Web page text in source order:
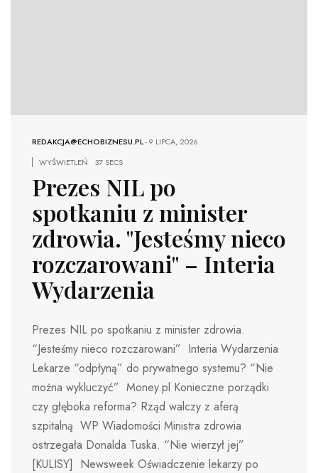
REDAKCJA@ECHOBIZNESU.PL-9 LIPCA, 2026
WYŚWIETLEŃ
37 SECS
Prezes NIL po
spotkaniu z minister
zdrowia. "Jesteśmy nieco
rozczarowani" – Interia
Wydarzenia
Prezes NIL po spotkaniu z minister zdrowia.
“Jesteśmy nieco rozczarowani” Interia Wydarzenia
Lekarze “odpłyną” do prywatnego systemu? “Nie
można wykluczyć” Money.pl Konieczne porządki
czy głęboka reforma? Rząd walczy z aferą
szpitalną WP Wiadomości Ministra zdrowia
ostrzegała Donalda Tuska. “Nie wierzył jej”
[KULISY] Newsweek Oświadczenie lekarzy po